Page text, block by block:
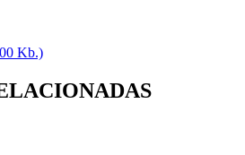
Kb.)